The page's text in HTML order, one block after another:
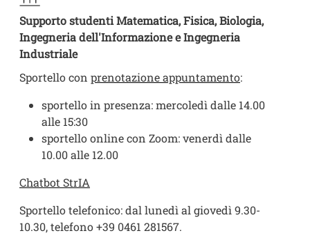
Supporto studenti Matematica, Fisica, Biologia,
Ingegneria dell'Informazione e Ingegneria
Industriale
Sportello con prenotazione appuntamento:
sportello in presenza: mercoledì dalle 14.00
alle 15:30
sportello online con Zoom: venerdì dalle
10.00 alle 12.00
Chatbot StrIA
Sportello telefonico: dal lunedì al giovedì 9.30-
10.30, telefono +39 0461 281567.